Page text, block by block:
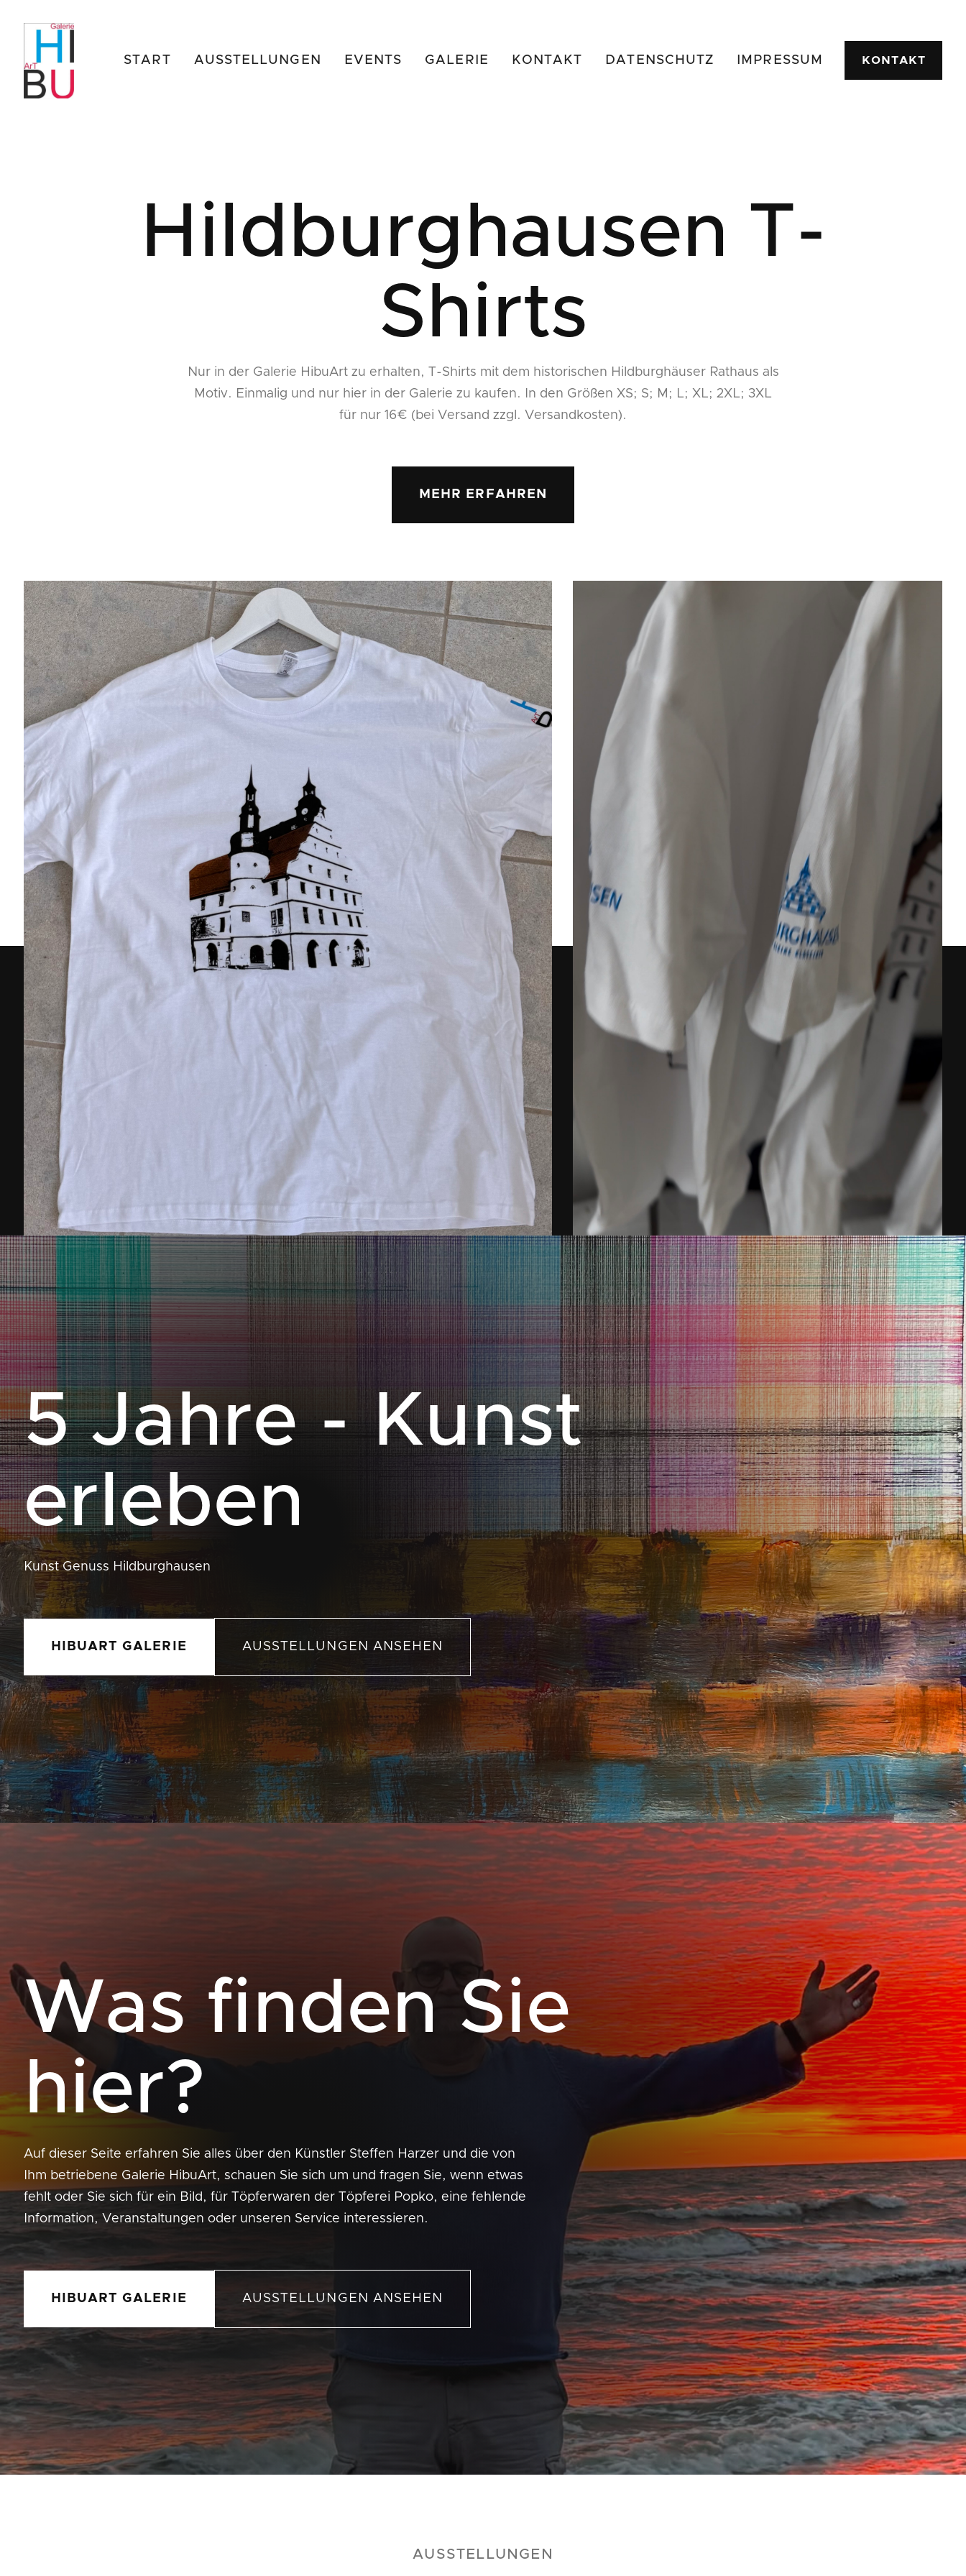
START AUSSTELLUNGEN EVENTS GALERIE KONTAKT DATENSCHUTZ IMPRESSUM KONTAKT
Hildburghausen T-
Shirts
Nur in der Galerie HibuArt zu erhalten, T-Shirts mit dem historischen Hildburghäuser Rathaus als
Motiv. Einmalig und nur hier in der Galerie zu kaufen. In den Größen XS; S; M; L; XL; 2XL; 3XL
für nur 16€ (bei Versand zzgl. Versandkosten).
MEHR ERFAHREN
5 Jahre - Kunst
erleben
Kunst Genuss Hildburghausen
HIBUART GALERIE AUSSTELLUNGEN ANSEHEN
Was finden Sie
hier?
Auf dieser Seite erfahren Sie alles über den Künstler Steffen Harzer und die von
Ihm betriebene Galerie HibuArt, schauen Sie sich um und fragen Sie, wenn etwas
fehlt oder Sie sich für ein Bild, für Töpferwaren der Töpferei Popko, eine fehlende
Information, Veranstaltungen oder unseren Service interessieren.
HIBUART GALERIE AUSSTELLUNGEN ANSEHEN
AUSSTELLUNGEN